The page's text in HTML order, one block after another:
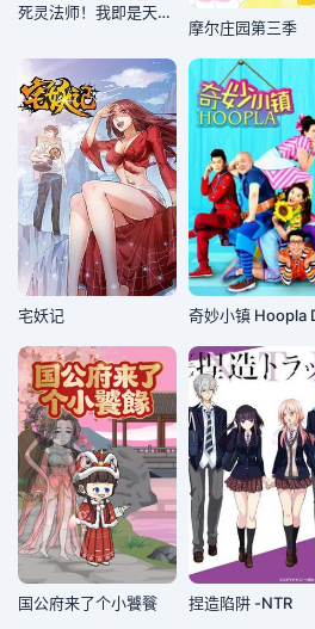
死灵法师！我即是天灾动漫版
摩尔庄园第三季
宅妖记
国公府来了个小饕餮 捏造陷阱 -NTR